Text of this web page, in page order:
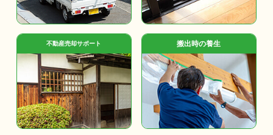
不動産売却サポート 搬出時の養生